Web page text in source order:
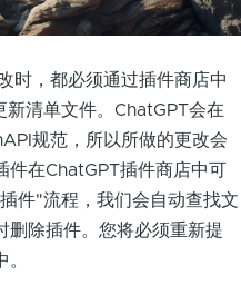
时，都必须通过插件商店中
清单文件。ChatGPT会在
规范，所以所做的更改会
在ChatGPT插件商店中可
件"流程，我们会自动查找文
删除插件。您将必须重新提